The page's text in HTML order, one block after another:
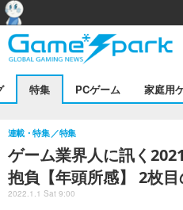
特集 PCゲーム 家庭用
ゲーム業界人に訊く
抱負【年頭所感】 2枚
連載・特集 特集
2022.1.1 Sat 9:00